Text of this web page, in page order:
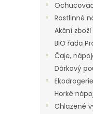
Rostlinné
Akční zboží
BIO řada
Čaje,
Dárkový
Ekodrogerie
Horké
Chlazené